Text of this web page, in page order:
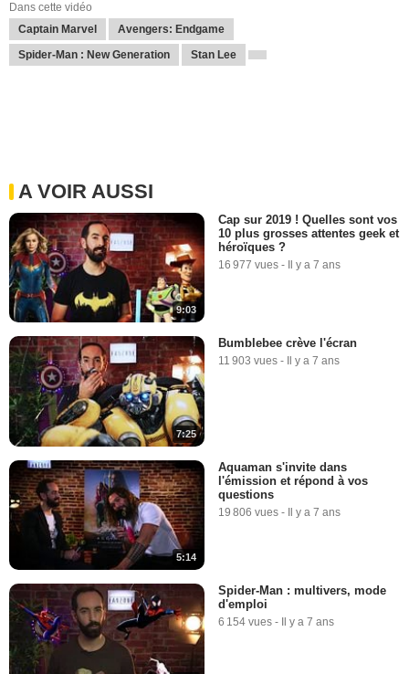
Dans cette vidéo
Captain Marvel
Avengers: Endgame
Spider-Man : New Generation Stan Lee
A VOIR AUSSI
9:03
Cap sur 2019 ! Quelles sont vos
10 plus grosses attentes geek et
héroïques ?
16 977 vues - Il y a 7 ans
7:25
Bumblebee crève l'écran
11 903 vues - Il y a 7 ans
5:14
Aquaman s'invite dans
l'émission et répond à vos
questions
19 806 vues - Il y a 7 ans
Spider-Man : multivers, mode
d'emploi
6 154 vues - Il y a 7 ans